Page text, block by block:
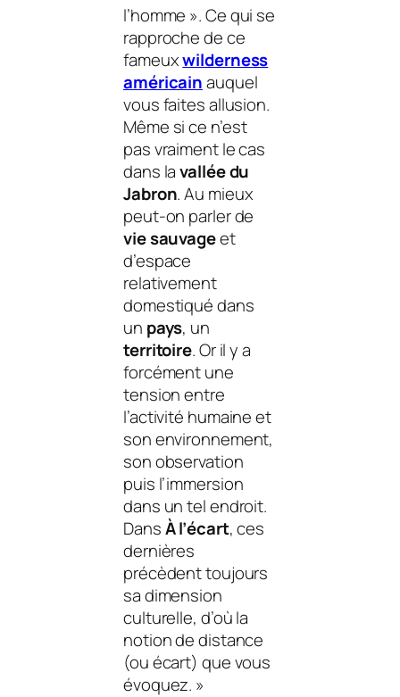
l’homme ». Ce qui se
rapproche de ce
fameuxwilderness
américainauquel
vous faites allusion.
Même si ce n’est
pas vraiment le cas
dans lavallée du
Jabron. Au mieux
peut-on parler de
vie sauvageet
d’espace
relativement
domestiqué dans
un pays, un
territoire. Or il y a
forcément une
tension entre
l’activité humaine et
son environnement,
son observation
puis l’immersion
dans un tel endroit.
DansÀ l’écart, ces
dernières
précèdent toujours
sa dimension
culturelle, d’où la
notion de distance
(ou écart) que vous
évoquez. »